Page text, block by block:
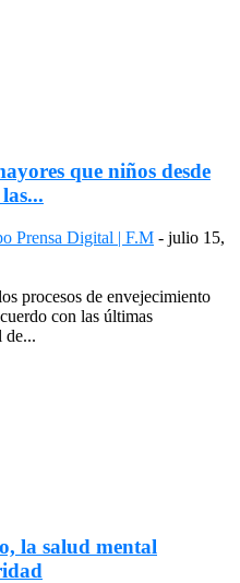
que niños desde
Prensa Digital | F.M - julio 15,
procesos de envejecimiento
con las últimas
de...
la salud mental